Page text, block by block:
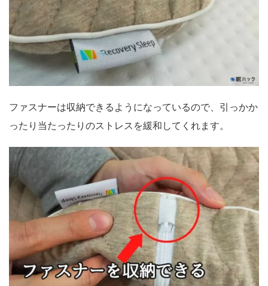
ファスナーは収納できるようになっているので、引っかか
ったり当たったりのストレスを緩和してくれます。